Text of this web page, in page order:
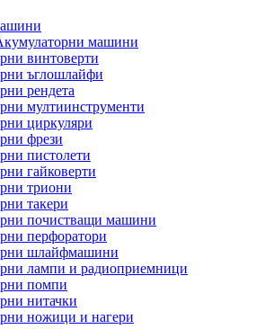
машини
винтоверти
ъглошлайфи
рендета
мултиинструменти
циркуляри
фрези
пистолети
гайковерти
триони
такери
почистващи машини
перфоратори
шлайфмашини
лампи и радиоприемници
помпи
нитачки
ножици и нагери